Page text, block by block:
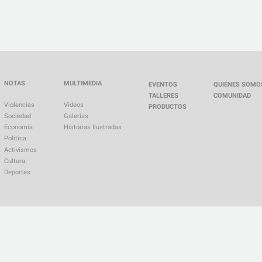
NOTAS
Violencias
Sociedad
Economía
Política
Activismos
Cultura
Deportes
MULTIMEDIA
Videos
Galerias
Historias Ilustradas
EVENTOS
TALLERES
PRODUCTOS
QUIÉNES
COMUNIDAD